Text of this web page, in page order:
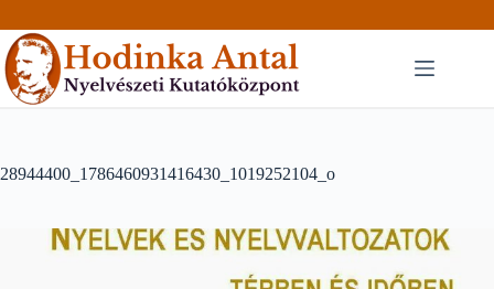
to
content
28944400_1786460931416430_1019252104_o